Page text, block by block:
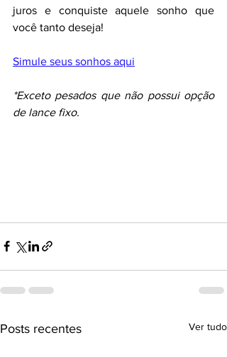
juros e conquiste aquele sonho que
você tanto deseja!
Simule seus sonhos aqui
*Exceto pesados que não possui opção
de lance fixo.
Posts recentes Ver tudo